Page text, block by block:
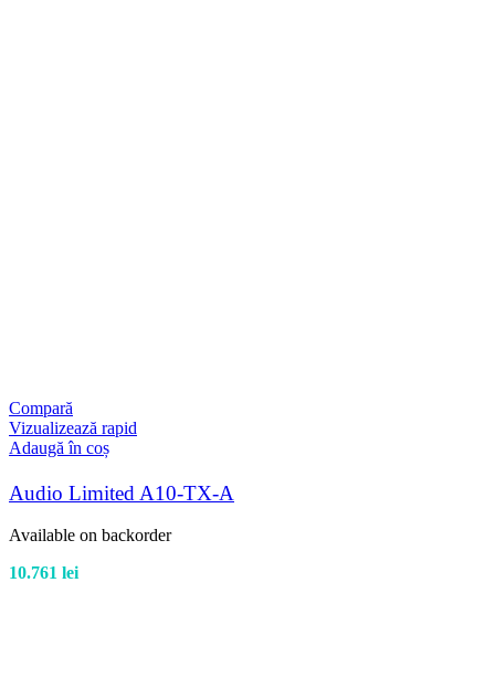
Compară
Vizualizează rapid
Adaugă în coș
Audio Limited A10-TX-A
Available on backorder
10.761 lei